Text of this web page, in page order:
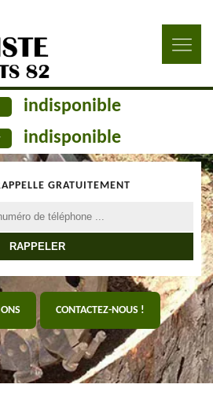
indisponible
indisponible
GRATUITEMENT
CONTACTEZ-NOUS !